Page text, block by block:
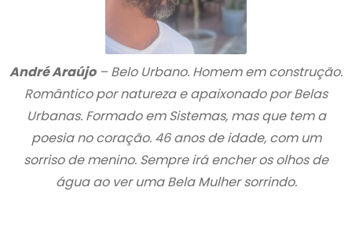
André Araújo– Belo Urbano. Homem em construção.
Romântico por natureza e apaixonado por Belas
Urbanas. Formado em Sistemas, mas que tem a
poesia no coração. 46 anos de idade, com um
sorriso de menino. Sempre irá encher os olhos de
água ao ver uma Bela Mulher sorrindo.